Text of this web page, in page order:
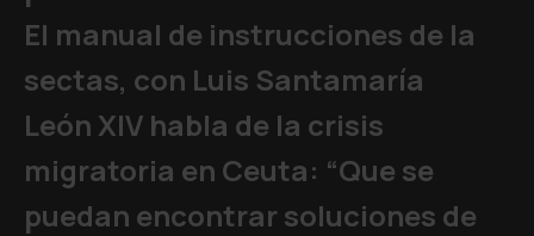
El manual de instrucciones de la
sectas, con Luis Santamaría
León XIV habla de la crisis
migratoria en Ceuta: “Que se
puedan encontrar soluciones de